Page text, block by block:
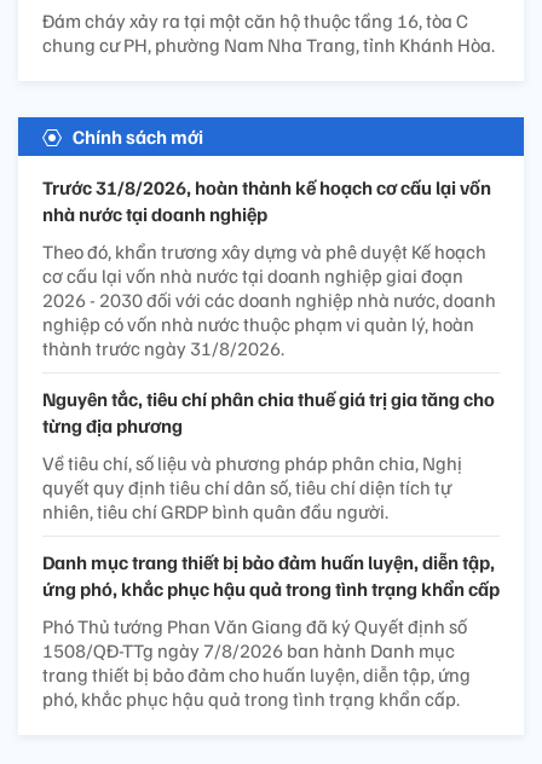
Đám cháy xảy ra tại một căn hộ thuộc tầng 16, tòa C
chung cư PH, phường Nam Nha Trang, tỉnh Khánh Hòa.
Chính sách mới
Trước 31/8/2026, hoàn thành kế hoạch cơ cấu lại vốn
nhà nước tại doanh nghiệp
Theo đó, khẩn trương xây dựng và phê duyệt Kế hoạch
cơ cấu lại vốn nhà nước tại doanh nghiệp giai đoạn
2026 - 2030 đối với các doanh nghiệp nhà nước, doanh
nghiệp có vốn nhà nước thuộc phạm vi quản lý, hoàn
thành trước ngày 31/8/2026.
Nguyên tắc, tiêu chí phân chia thuế giá trị gia tăng cho
từng địa phương
Về tiêu chí, số liệu và phương pháp phân chia, Nghị
quyết quy định tiêu chí dân số, tiêu chí diện tích tự
nhiên, tiêu chí GRDP bình quân đầu người.
Danh mục trang thiết bị bảo đảm huấn luyện, diễn tập,
ứng phó, khắc phục hậu quả trong tình trạng khẩn cấp
Phó Thủ tướng Phan Văn Giang đã ký Quyết định số
1508/QĐ-TTg ngày 7/8/2026 ban hành Danh mục
trang thiết bị bảo đảm cho huấn luyện, diễn tập, ứng
phó, khắc phục hậu quả trong tình trạng khẩn cấp.